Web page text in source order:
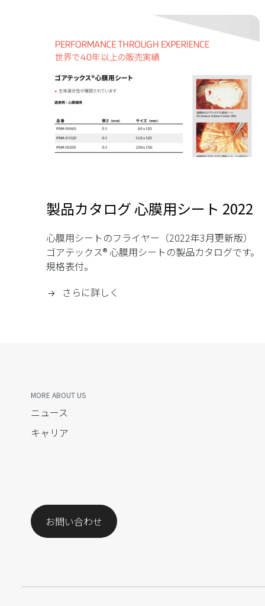
製品カタログ 心膜用シート 2022
心膜用シートのフライヤー（2022年3月更新版）
ゴアテックス® 心膜用シートの製品カタログです。
規格表付。
さらに詳しく
MORE ABOUT US
ニュース
キャリア
お問い合わせ​